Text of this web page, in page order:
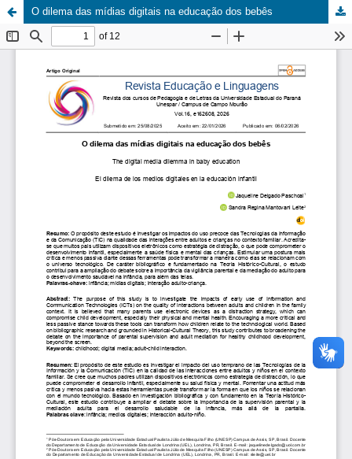
O dilema das mídias digitais na educação dos bebês